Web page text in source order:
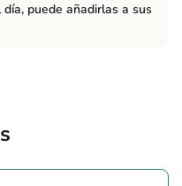
puede añadirlas a sus
frutos secos.